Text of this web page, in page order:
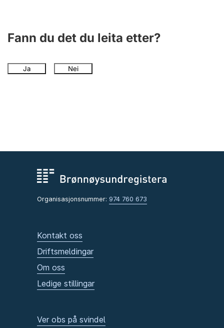
Fann du det du leita etter?
Ja Nei
Organisasjonsnummer: 974 760 673
Kontakt oss
Driftsmeldingar
Om oss
Ledige stillingar
Ver obs på svindel